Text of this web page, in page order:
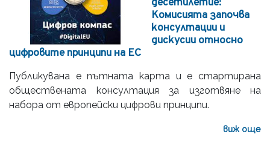
Комисията започва
консултации и
дискусии относно
цифровите принципи на ЕС
Публикувана е пътната карта и е стартирана
обществената консултация за изготвяне на
набора от европейски цифрови принципи.
виж още